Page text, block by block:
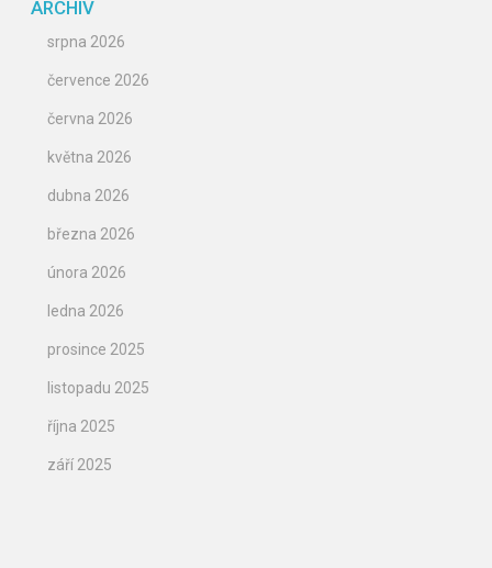
ARCHIV
srpna 2026
července 2026
června 2026
května 2026
dubna 2026
března 2026
února 2026
ledna 2026
prosince 2025
listopadu 2025
října 2025
září 2025